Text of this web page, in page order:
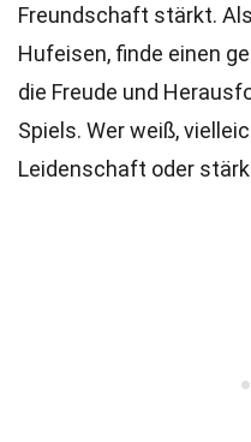
Freundschaft stärkt.
Hufeisen, finde einen
die Freude und
Spiels. Wer weiß,
Leidenschaft oder